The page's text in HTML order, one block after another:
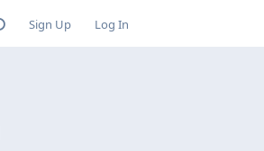
Sign Up Log In